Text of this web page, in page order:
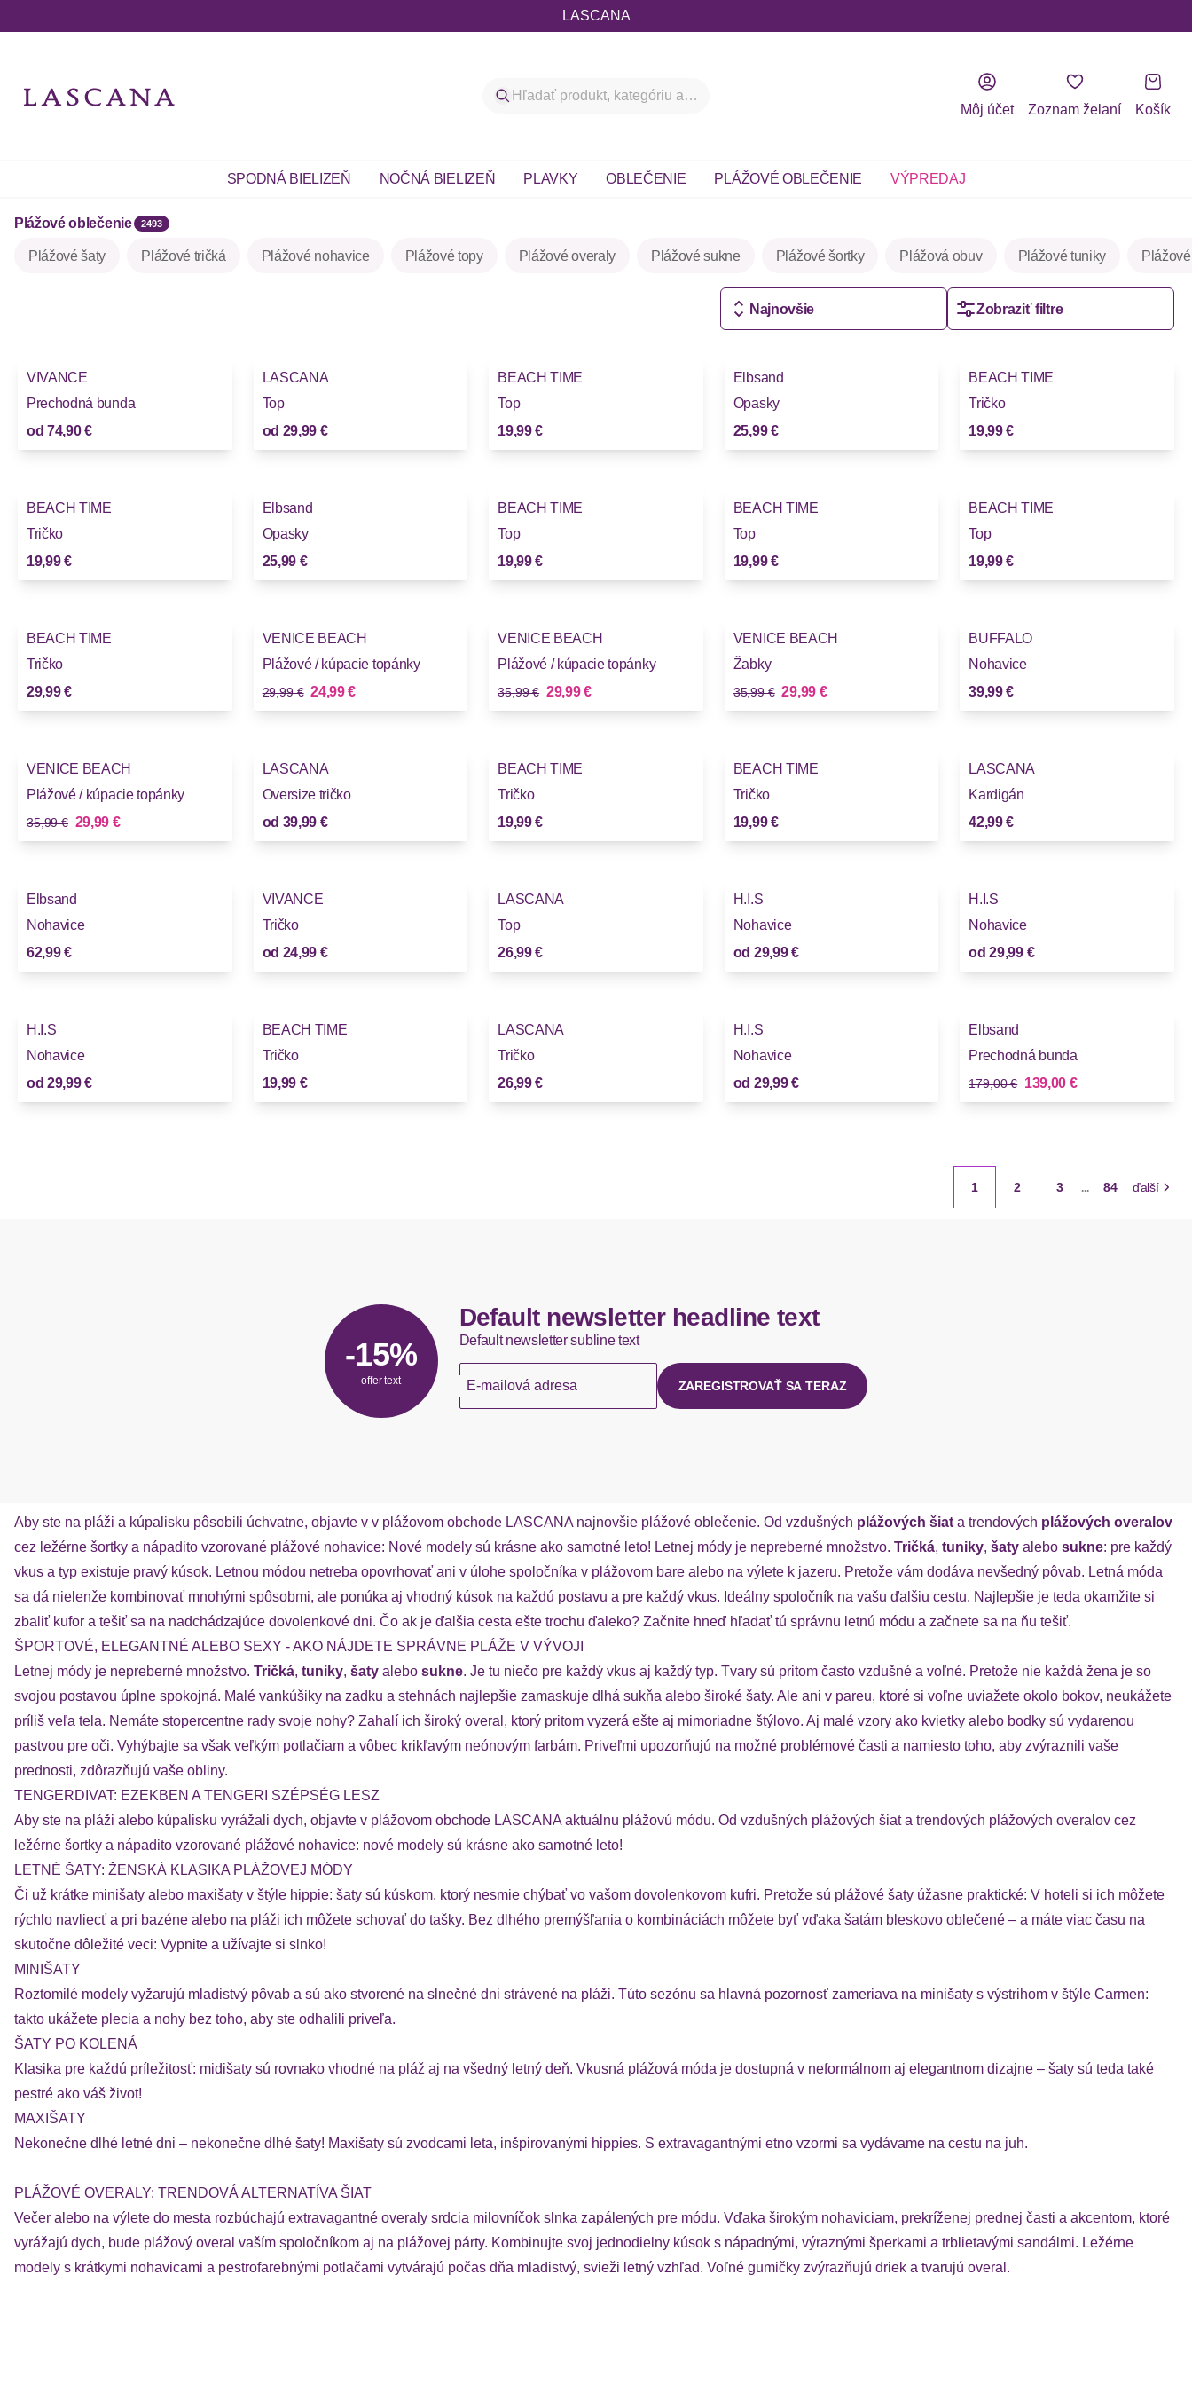
LASCANA
Môj účet Zoznam želaní Košík
SPODNÁ BIELIZEŇ NOČNÁ BIELIZEŇ PLAVKY OBLEČENIE PLÁŽOVÉ OBLEČENIE VÝPREDAJ
Plážové oblečenie 2493
Plážové šaty Plážové tričká Plážové nohavice Plážové topy Plážové overaly Plážové sukne Plážové šortky Plážová obuv Plážové tuniky
Najnovšie Zobraziť filtre
Novinky
VIVANCE
Prechodná bunda
od 74,90 €
Novinky
LASCANA
Top
od 29,99 €
Novinky
BEACH TIME
Top
19,99 €
Novinky
Elbsand
Opasky
25,99 €
Novinky
BEACH TIME
Tričko
19,99 €
Novinky
BEACH TIME
Tričko
19,99 €
Novinky
Elbsand
Opasky
25,99 €
Novinky
BEACH TIME
Top
19,99 €
Novinky
BEACH TIME
Top
19,99 €
Novinky
BEACH TIME
Top
19,99 €
Novinky
BEACH TIME
Tričko
29,99 €
Novinky
VENICE BEACH
Plážové / kúpacie topánky
Stará cena
29,99 € Nová cena
24,99 €
Novinky
VENICE BEACH
Plážové / kúpacie topánky
Stará cena
35,99 € Nová cena
29,99 €
Novinky
VENICE BEACH
Žabky
Stará cena
35,99 € Nová cena
29,99 €
Novinky
BUFFALO
Nohavice
39,99 €
Novinky
VENICE BEACH
Plážové / kúpacie topánky
Stará cena
35,99 € Nová cena
29,99 €
Novinky
LASCANA
Oversize tričko
od 39,99 €
Novinky
BEACH TIME
Tričko
19,99 €
Novinky
BEACH TIME
Tričko
19,99 €
Novinky
LASCANA
Kardigán
42,99 €
Novinky
Elbsand
Nohavice
62,99 €
Novinky
VIVANCE
Tričko
od 24,99 €
Novinky
LASCANA
Top
26,99 €
Novinky
H.I.S
Nohavice
od 29,99 €
Novinky
H.I.S
Nohavice
od 29,99 €
Novinky
H.I.S
Nohavice
od 29,99 €
Novinky
BEACH TIME
Tričko
19,99 €
Novinky
LASCANA
Tričko
26,99 €
Novinky
H.I.S
Nohavice
od 29,99 €
Novinky
Elbsand
Prechodná bunda
Stará cena
179,00 € Nová cena
139,00 €
1 2 3 ... 84 ďalší
-15%
offer text
Default newsletter headline text
Default newsletter subline text
E-mailová adresa ZAREGISTROVAŤ SA TERAZ
Aby ste na pláži a kúpalisku pôsobili úchvatne, objavte v v plážovom obchode LASCANA najnovšie plážové oblečenie. Od vzdušných plážových šiat a trendových plážových overalov
cez ležérne šortky a nápadito vzorované plážové nohavice: Nové modely sú krásne ako samotné leto! Letnej módy je nepreberné množstvo. Tričká, tuniky, šaty alebo sukne: pre každý
vkus a typ existuje pravý kúsok. Letnou módou netreba opovrhovať ani v úlohe spoločníka v plážovom bare alebo na výlete k jazeru. Pretože vám dodáva nevšedný pôvab. Letná móda
sa dá nielenže kombinovať mnohými spôsobmi, ale ponúka aj vhodný kúsok na každú postavu a pre každý vkus. Ideálny spoločník na vašu ďalšiu cestu. Najlepšie je teda okamžite si
zbaliť kufor a tešiť sa na nadchádzajúce dovolenkové dni. Čo ak je ďalšia cesta ešte trochu ďaleko? Začnite hneď hľadať tú správnu letnú módu a začnete sa na ňu tešiť.
ŠPORTOVÉ, ELEGANTNÉ ALEBO SEXY - AKO NÁJDETE SPRÁVNE PLÁŽE V VÝVOJI
Letnej módy je nepreberné množstvo. Tričká, tuniky, šaty alebo sukne. Je tu niečo pre každý vkus aj každý typ. Tvary sú pritom často vzdušné a voľné. Pretože nie každá žena je so
svojou postavou úplne spokojná. Malé vankúšiky na zadku a stehnách najlepšie zamaskuje dlhá sukňa alebo široké šaty. Ale ani v pareu, ktoré si voľne uviažete okolo bokov, neukážete
príliš veľa tela. Nemáte stopercentne rady svoje nohy? Zahalí ich široký overal, ktorý pritom vyzerá ešte aj mimoriadne štýlovo. Aj malé vzory ako kvietky alebo bodky sú vydarenou
pastvou pre oči. Vyhýbajte sa však veľkým potlačiam a vôbec krikľavým neónovým farbám. Priveľmi upozorňujú na možné problémové časti a namiesto toho, aby zvýraznili vaše
prednosti, zdôrazňujú vaše obliny.
TENGERDIVAT: EZEKBEN A TENGERI SZÉPSÉG LESZ
Aby ste na pláži alebo kúpalisku vyrážali dych, objavte v plážovom obchode LASCANA aktuálnu plážovú módu. Od vzdušných plážových šiat a trendových plážových overalov cez
ležérne šortky a nápadito vzorované plážové nohavice: nové modely sú krásne ako samotné leto!
LETNÉ ŠATY: ŽENSKÁ KLASIKA PLÁŽOVEJ MÓDY
Či už krátke minišaty alebo maxišaty v štýle hippie: šaty sú kúskom, ktorý nesmie chýbať vo vašom dovolenkovom kufri. Pretože sú plážové šaty úžasne praktické: V hoteli si ich môžete
rýchlo navliecť a pri bazéne alebo na pláži ich môžete schovať do tašky. Bez dlhého premýšľania o kombináciách môžete byť vďaka šatám bleskovo oblečené – a máte viac času na
skutočne dôležité veci: Vypnite a užívajte si slnko!
MINIŠATY
Roztomilé modely vyžarujú mladistvý pôvab a sú ako stvorené na slnečné dni strávené na pláži. Túto sezónu sa hlavná pozornosť zameriava na minišaty s výstrihom v štýle Carmen:
takto ukážete plecia a nohy bez toho, aby ste odhalili priveľa.
ŠATY PO KOLENÁ
Klasika pre každú príležitosť: midišaty sú rovnako vhodné na pláž aj na všedný letný deň. Vkusná plážová móda je dostupná v neformálnom aj elegantnom dizajne – šaty sú teda také
pestré ako váš život!
MAXIŠATY
Nekonečne dlhé letné dni – nekonečne dlhé šaty! Maxišaty sú zvodcami leta, inšpirovanými hippies. S extravagantnými etno vzormi sa vydávame na cestu na juh.
PLÁŽOVÉ OVERALY: TRENDOVÁ ALTERNATÍVA ŠIAT
Večer alebo na výlete do mesta rozbúchajú extravagantné overaly srdcia milovníčok slnka zapálených pre módu. Vďaka širokým nohaviciam, prekríženej prednej časti a akcentom, ktoré
vyrážajú dych, bude plážový overal vaším spoločníkom aj na plážovej párty. Kombinujte svoj jednodielny kúsok s nápadnými, výraznými šperkami a trblietavými sandálmi. Ležérne
modely s krátkymi nohavicami a pestrofarebnými potlačami vytvárajú počas dňa mladistvý, svieži letný vzhľad. Voľné gumičky zvýrazňujú driek a tvarujú overal.